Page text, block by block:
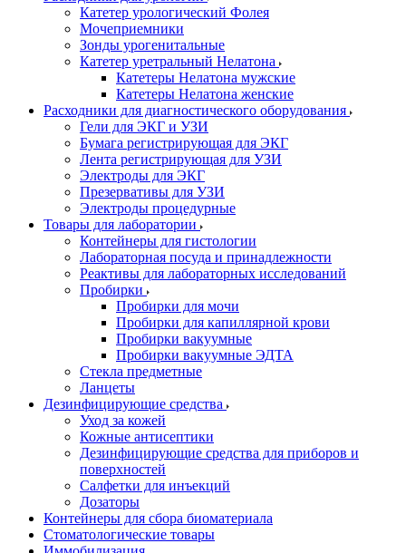
Катетер урологический Фолея
Мочеприемники
Зонды урогенитальные
Катетер уретральный Нелатона
Катетеры Нелатона мужские
Катетеры Нелатона женские
Расходники для диагностического оборудования
Гели для ЭКГ и УЗИ
Бумага регистрирующая для ЭКГ
Лента регистрирующая для УЗИ
Электроды для ЭКГ
Презервативы для УЗИ
Электроды процедурные
Товары для лаборатории
Контейнеры для гистологии
Лабораторная посуда и принадлежности
Реактивы для лабораторных исследований
Пробирки
Пробирки для мочи
Пробирки для капиллярной крови
Пробирки вакуумные
Пробирки вакуумные ЭДТА
Стекла предметные
Ланцеты
Дезинфицирующие средства
Уход за кожей
Кожные антисептики
Дезинфицирующие средства для приборов и
поверхностей
Салфетки для инъекций
Дозаторы
Контейнеры для сбора биоматериала
Стоматологические товары